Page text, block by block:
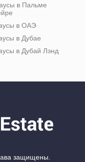
в Пальме
в ОАЭ
в Дубае
в Дубай Лэнд
защищены.